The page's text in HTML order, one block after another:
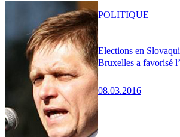
Elections en
Bruxelles a favorisé
08.03.2016
POLITIQUE